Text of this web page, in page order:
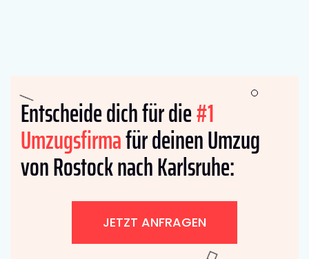
Entscheide dich für die#1
Umzugsfirmafür deinen Umzug
von Rostock nach Karlsruhe:
JETZT ANFRAGEN